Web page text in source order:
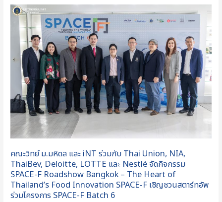
F
Incubator
6
คณะวิทย์ ม.มหิดล และ iNT ร่วมกับ Thai Union, NIA,
ThaiBev, Deloitte, LOTTE และ Nestlé จัดกิจกรรม
SPACE-F Roadshow Bangkok – The Heart of
Thailand’s Food Innovation SPACE-F เชิญชวนสตาร์ทอัพ
ร่วมโครงการ SPACE-F Batch 6
คณะ
วิทย์
ม.มหิดล
และ
iNT
ร่วม
Thai
Union,
ThaiBev,
LOTTE
และ
Nestlé
จัด